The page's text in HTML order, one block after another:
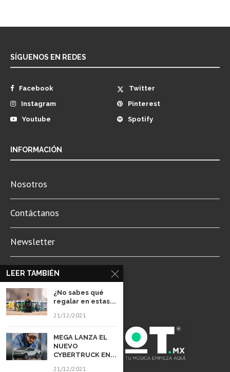
SÍGUENOS EN REDES
Facebook
Twitter
Instagram
Pinterest
Youtube
Spotify
INFORMACIÓN
Nosotros
Contáctanos
Newsletter
Aviso de Privacidad
LEER TAMBIÉN
¿No sabes qué
regalar en estas...
21/12/2021
MEGA LANZA EL
NUEVO
CYBERTRUCK EN...
21/12/2021